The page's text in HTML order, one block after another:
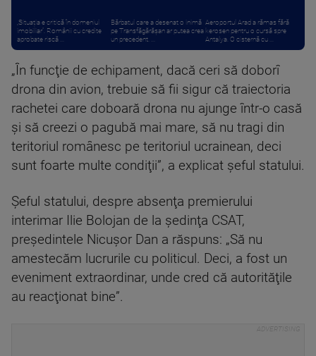
„Situația e critică în domeniul
imobiliar”. Românii cu credite
aprobate riscă ...
Bărbatul care a desenat o inimă
pe Transfăgărășan ar putea crea
un precedent. ...
Aeroportul Arad a rămas fără
kerosen pentru o cursă spre
Antalya. O cisternă cu ...
„În funcţie de echipament, dacă ceri să doborî
drona din avion, trebuie să fii sigur că traiectoria
rachetei care doboară drona nu ajunge într-o casă
şi să creezi o pagubă mai mare, să nu tragi din
teritoriul românesc pe teritoriul ucrainean, deci
sunt foarte multe condiţii”, a explicat şeful statului.
Şeful statului, despre absenţa premierului
interimar Ilie Bolojan de la şedinţa CSAT,
preşedintele Nicuşor Dan a răspuns: „Să nu
amestecăm lucrurile cu politicul. Deci, a fost un
eveniment extraordinar, unde cred că autorităţile
au reacţionat bine”.